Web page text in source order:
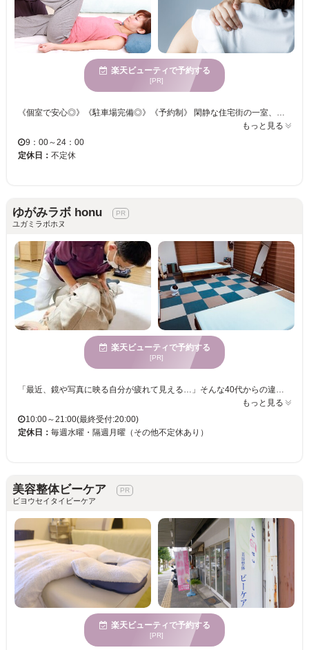
楽天ビューティで予約する
[PR]
《個室で安心◎》《駐車場完備◎》《予約制》 閑静な住宅街の一室、ゆったりリラックス出来る落ち着いた空間。完全プライベートのマンツーマン施術で幅広い年代の方に安心してご利用頂いております。セルフケアのアドバイスと、背骨・骨盤を整えて根本改善を目指します！
もっと見る
9：00～24：00
定休日： 不定休
ゆがみラボ honu
ユガミラボホヌ
楽天ビューティで予約する
[PR]
「最近、鏡や写真に映る自分が疲れて見える…」そんな40代からの違和感は、姿勢の歪みが原因かもしれません。 当院は施術前に姿勢分析と状態確認を徹底的に行い、原因に合わせたオーダーメイド調整を実施。 症状を一時的に和らげるのではなく、根本から整えることで“再発しない身体作り”を重視しています。 1対1の完全予約制で、周りを気にせずゆったりと受けることができます。 「姿勢が改善して、若く見えると言われた」「よく眠れるようになった」と喜びの声を多数いただいています。 健康と美しさの両方を叶えるために今こそ最良のケアで、あなたの本来の姿を取り戻しませんか？ 【こんな症状でお悩みの方へ】 ・肩こりや腰痛で毎日つらい ・「施術を受けて楽になるが、数日後には痛みが戻る」を繰り返している ・寝起きがだるい、つらい など お悩みのつらい症状を“今すぐ”何とかしたいなら、ぜひ当院にお任せください！ あきらめるのはまだ早いです！まずはお話だけでもけっこうです。 お気軽に問い合わせください。
もっと見る
10:00～21:00(最終受付:20:00)
定休日： 毎週水曜・隔週月曜（その他不定休あり）
美容整体ビーケア
ビヨウセイタイビーケア
楽天ビューティで予約する
[PR]